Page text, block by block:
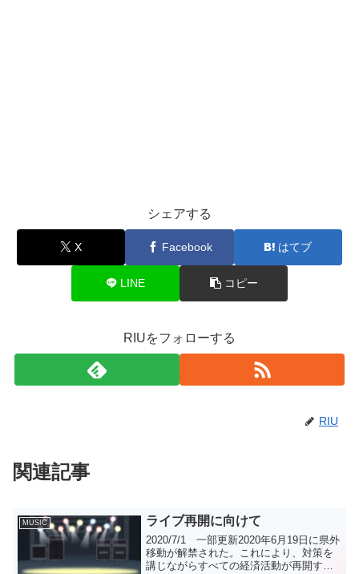
シェアする
X Facebook はてブ
LINE コピー
RIUをフォローする
RIU
関連記事
MUSIC ライブ再開に向けて
2020/7/1 一部更新2020年6月19日に県外
移動が解禁された。これにより、対策を
講じながらすべての経済活動が再開する